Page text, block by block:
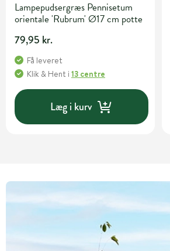
Lampepudsergræs Pennisetum
orientale 'Rubrum' Ø17 cm potte
79,95 kr.
Få leveret
Klik & Hent i 13 centre
Læg i kurv